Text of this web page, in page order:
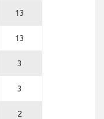
13
13
3
3
2